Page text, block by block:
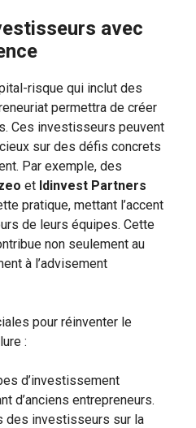
avec
risque qui inclut des
permettra de créer
Ces investisseurs peuvent
sur des défis concrets
Par exemple, des
et Idinvest Partners
pratique, mettant l’accent
de leurs équipes. Cette
non seulement au
à l’advisement
pour réinventer le
:
d’investissement
d’anciens entrepreneurs.
des investisseurs sur la